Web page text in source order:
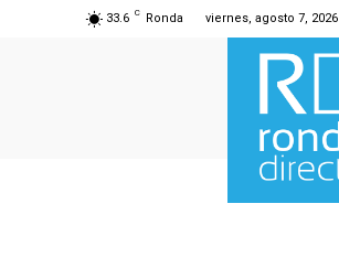
33.6 C Ronda viernes, agosto 7, 2026